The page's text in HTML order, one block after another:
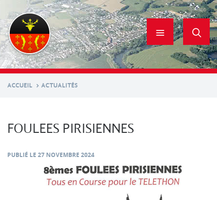
contenu
principal
ACCUEIL ACTUALITÉS
FOULEES PIRISIENNES
PUBLIÉ LE 27 NOVEMBRE 2024